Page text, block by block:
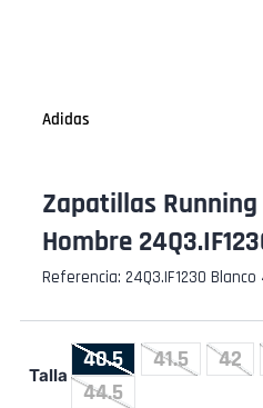
Adidas
Zapatillas Running
Hombre
Referencia: 24Q3.IF1230 Blanco
Talla
40.5 41.5 42
44.5